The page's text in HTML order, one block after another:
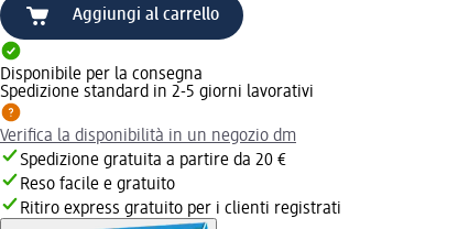
Aggiungi al carrello
Disponibile per la consegna
Spedizione standard in 2-5 giorni lavorativi
Verifica la disponibilità in un negozio dm
Spedizione gratuita a partire da 20 €
Reso facile e gratuito
Ritiro express gratuito per i clienti registrati